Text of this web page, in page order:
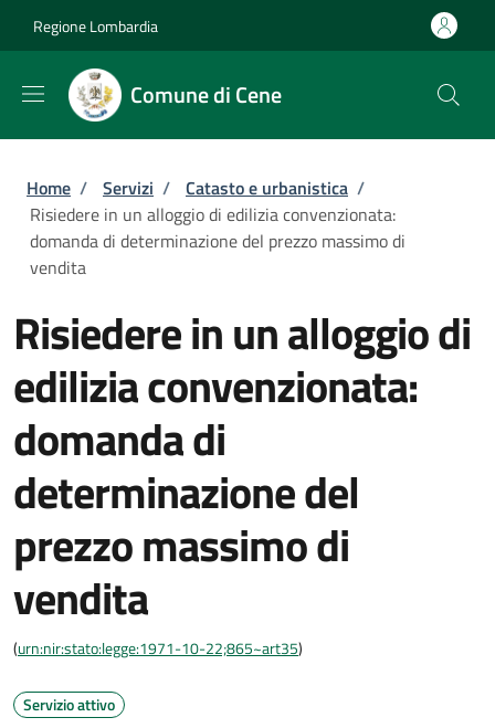
Regione Lombardia
Comune di Cene
Briciole di pane
Home / Servizi / Catasto e urbanistica /
Risiedere in un alloggio di edilizia convenzionata:
domanda di determinazione del prezzo massimo di
vendita
Risiedere in un alloggio di
edilizia convenzionata:
domanda di
determinazione del
prezzo massimo di
vendita
(urn:nir:stato:legge:1971-10-22;865~art35)
Servizio attivo